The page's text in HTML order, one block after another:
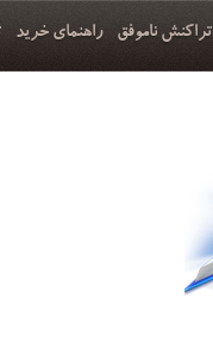
تراکنش ناموفق راهنمای خرید